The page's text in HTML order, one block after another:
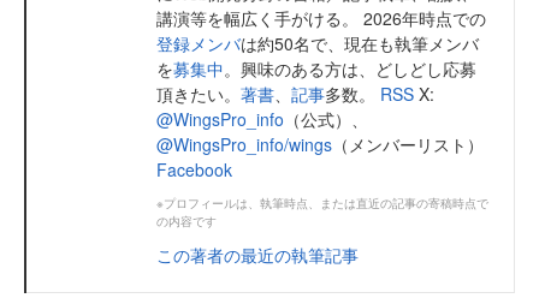
講演等を幅広く手がける。 2026年時点での
登録メンバは約50名で、現在も執筆メンバ
を募集中。興味のある方は、どしどし応募
頂きたい。 著書 記事多数。 RSS X:
@WingsPro_info （公式）、
@WingsPro_info/wings （メンバーリスト）
Facebook
※プロフィールは、執筆時点、または直近の記事の寄稿時点で
の内容です
この著者の最近の執筆記事